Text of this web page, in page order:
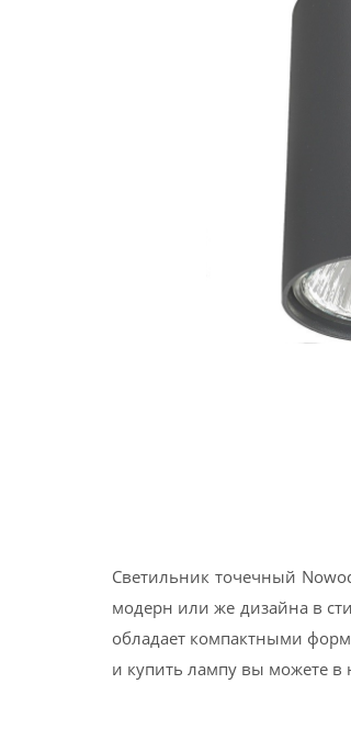
Светильник точечный
модерн или же дизайна в
обладает компактными
и купить лампу вы можете в